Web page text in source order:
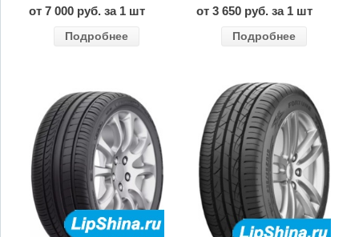
от 7 000 руб. за 1 шт
Подробнее
от 3 650 руб. за 1 шт
Подробнее